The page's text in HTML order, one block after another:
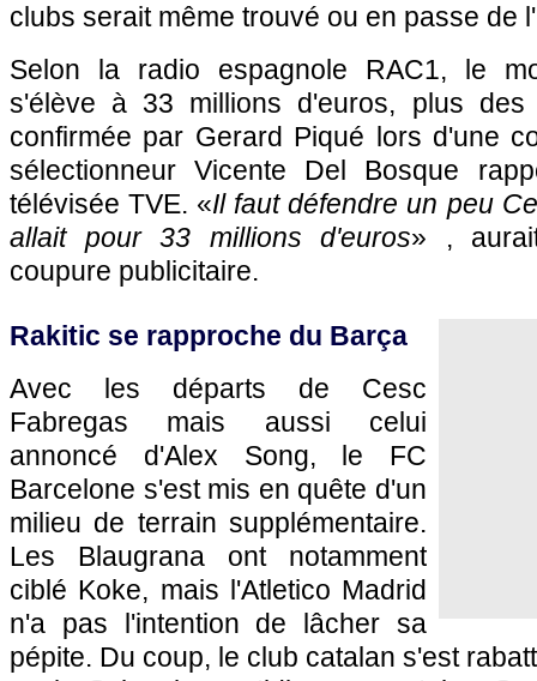
clubs serait même trouvé ou en passe de
Selon la radio espagnole RAC1, le
s'élève à 33 millions d'euros, plus des
confirmée par Gerard Piqué lors d'une
sélectionneur Vicente Del Bosque
télévisée TVE. «Il faut défendre un peu
allait pour 33 millions d'euros» ,
coupure publicitaire.
Rakitic se rapproche du Barça
Avec les départs de Cesc
Fabregas mais aussi celui
annoncé d'Alex Song, le FC
Barcelone s'est mis en quête d'un
milieu de terrain supplémentaire.
Les Blaugrana ont notamment
ciblé Koke, mais l'Atletico Madrid
n'a pas l'intention de lâcher sa
pépite. Du coup, le club catalan s'est